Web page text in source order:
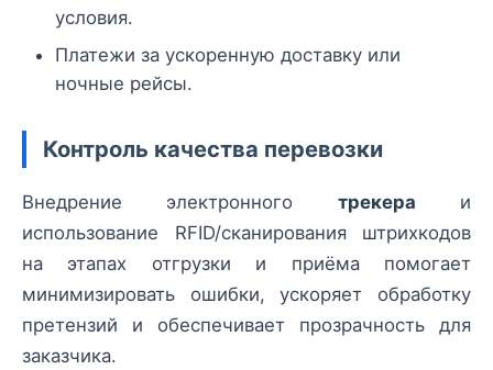
условия.
Платежи за ускоренную доставку или
ночные рейсы.
Контроль качества перевозки
Внедрение электронного трекера и
использование RFID/сканирования штрихкодов
на этапах отгрузки и приёма помогает
минимизировать ошибки, ускоряет обработку
претензий и обеспечивает прозрачность для
заказчика.